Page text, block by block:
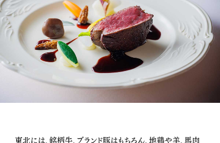
東北には、銘柄牛、ブランド豚はもちろん、地鶏や羊、馬肉